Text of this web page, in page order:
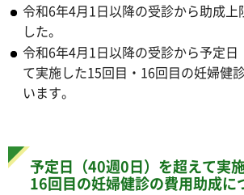
令和6年4月1日以降の受診から助成上
した。
令和6年4月1日以降の受診から予定日
て実施した15回目・16回目の妊婦健
います。
予定日（40週0日）を超えて実
16回目の妊婦健診の費用助成に